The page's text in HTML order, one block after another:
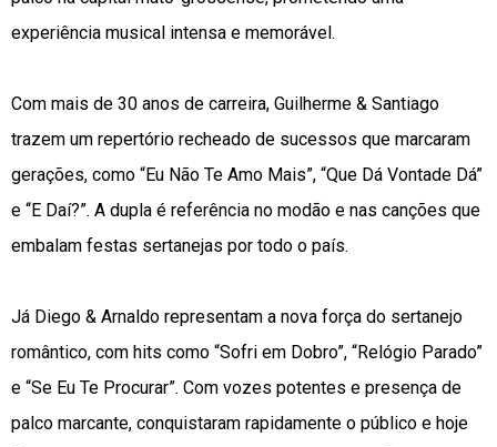
experiência musical intensa e memorável.
Com mais de 30 anos de carreira, Guilherme & Santiago
trazem um repertório recheado de sucessos que marcaram
gerações, como “Eu Não Te Amo Mais”, “Que Dá Vontade Dá”
e “E Daí?”. A dupla é referência no modão e nas canções que
embalam festas sertanejas por todo o país.
Já Diego & Arnaldo representam a nova força do sertanejo
romântico, com hits como “Sofri em Dobro”, “Relógio Parado”
e “Se Eu Te Procurar”. Com vozes potentes e presença de
palco marcante, conquistaram rapidamente o público e hoje